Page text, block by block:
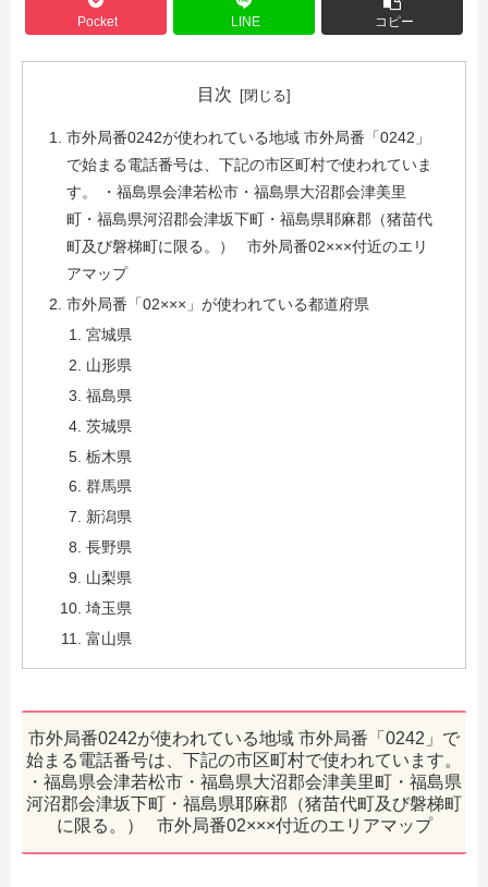
Pocket LINE コピー
目次
市外局番0242が使われている地域 市外局番「0242」
で始まる電話番号は、下記の市区町村で使われていま
す。 ・福島県会津若松市・福島県大沼郡会津美里
町・福島県河沼郡会津坂下町・福島県耶麻郡（猪苗代
町及び磐梯町に限る。） 市外局番02×××付近のエリ
アマップ
市外局番「02×××」が使われている都道府県
宮城県
山形県
福島県
茨城県
栃木県
群馬県
新潟県
長野県
山梨県
埼玉県
富山県
市外局番0242が使われている地域 市外局番「0242」で
始まる電話番号は、下記の市区町村で使われています。
・福島県会津若松市・福島県大沼郡会津美里町・福島県
河沼郡会津坂下町・福島県耶麻郡（猪苗代町及び磐梯町
に限る。） 市外局番02×××付近のエリアマップ